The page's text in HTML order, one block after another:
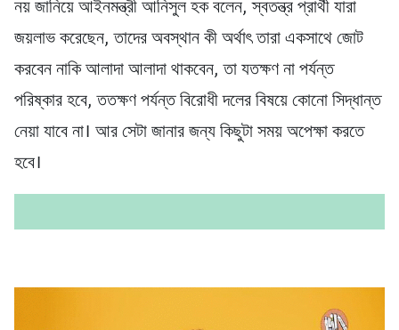
নয় জানিয়ে আইনমন্ত্রী আনিসুল হক বলেন, স্বতন্ত্র প্রার্থী যারা
জয়লাভ করেছেন, তাদের অবস্থান কী অর্থাৎ তারা একসাথে জোট
করবেন নাকি আলাদা আলাদা থাকবেন, তা যতক্ষণ না পর্যন্ত
পরিষ্কার হবে, ততক্ষণ পর্যন্ত বিরোধী দলের বিষয়ে কোনো সিদ্ধান্ত
নেয়া যাবে না। আর সেটা জানার জন্য কিছুটা সময় অপেক্ষা করতে
হবে।